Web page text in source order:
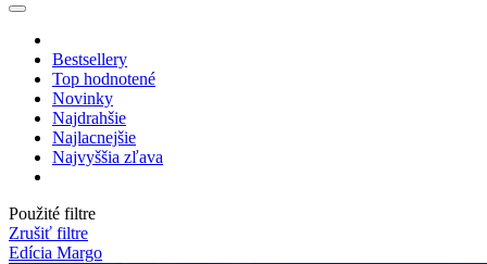
Bestsellery
Top hodnotené
Novinky
Najdrahšie
Najlacnejšie
Najvyššia zľava
Použité filtre
Zrušiť filtre
Edícia Margo